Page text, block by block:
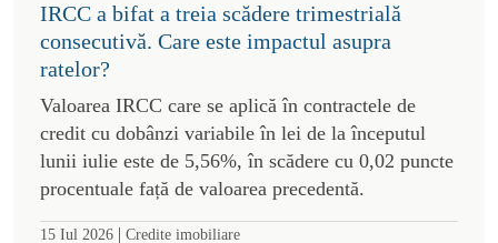
IRCC a bifat a treia scădere trimestrială
consecutivă. Care este impactul asupra
ratelor?
Valoarea IRCC care se aplică în contractele de
credit cu dobânzi variabile în lei de la începutul
lunii iulie este de 5,56%, în scădere cu 0,02 puncte
procentuale față de valoarea precedentă.
15 Iul 2026 | Credite imobiliare